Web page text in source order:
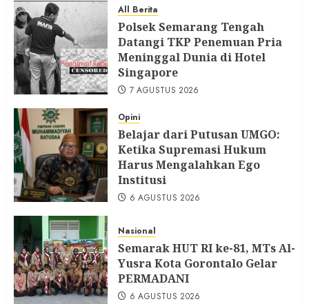
All Berita
Polsek Semarang Tengah
Datangi TKP Penemuan Pria
Meninggal Dunia di Hotel
Singapore
7 AGUSTUS 2026
Opini
Belajar dari Putusan UMGO:
Ketika Supremasi Hukum
Harus Mengalahkan Ego
Institusi
6 AGUSTUS 2026
Nasional
Semarak HUT RI ke-81, MTs Al-
Yusra Kota Gorontalo Gelar
PERMADANI
6 AGUSTUS 2026